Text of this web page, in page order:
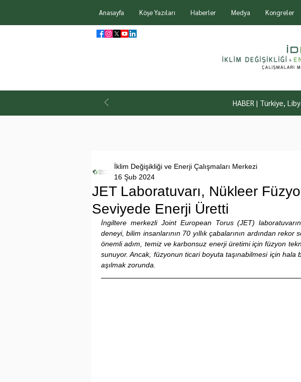
Anasayfa Köşe Yazıları Haberler Medya Kongreler
HABER | Türkiye,
JET Laboratuvarı, Nükleer
Seviyede Enerji Üretti
İklim Değişikliği ve Enerji Çalışmaları Merkezi
16 Şub 2024
İngiltere merkezli Joint European Torus (JET)
deneyi, bilim insanlarının 70 yıllık çabalarının ardından
önemli adım, temiz ve karbonsuz enerji üretimi için füzyon
sunuyor. Ancak, füzyonun ticari boyuta taşınabilmesi için hala
aşılmak zorunda.